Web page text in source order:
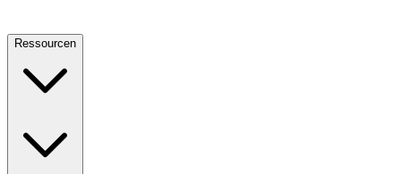
Ressourcen